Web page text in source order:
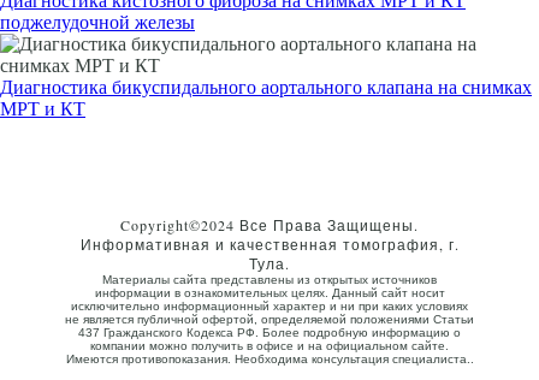
поджелудочной железы
Диагностика бикуспидального аортального клапана на снимках
МРТ и КТ
Copyright©2024 Все Права Защищены.
Информативная и качественная томография, г.
Тула.
Материалы сайта представлены из открытых источников
информации в ознакомительных целях. Данный сайт носит
исключительно информационный характер и ни при каких условиях
не является публичной офертой, определяемой положениями Статьи
437 Гражданского Кодекса РФ. Более подробную информацию о
компании можно получить в офисе и на официальном сайте.
Имеются противопоказания. Необходима консультация специалиста..